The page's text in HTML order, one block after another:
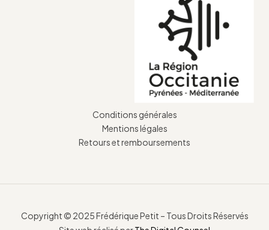
Conditions générales
Mentions légales
Retours et remboursements
Copyright © 2025 Frédérique Petit – Tous Droits Réservés